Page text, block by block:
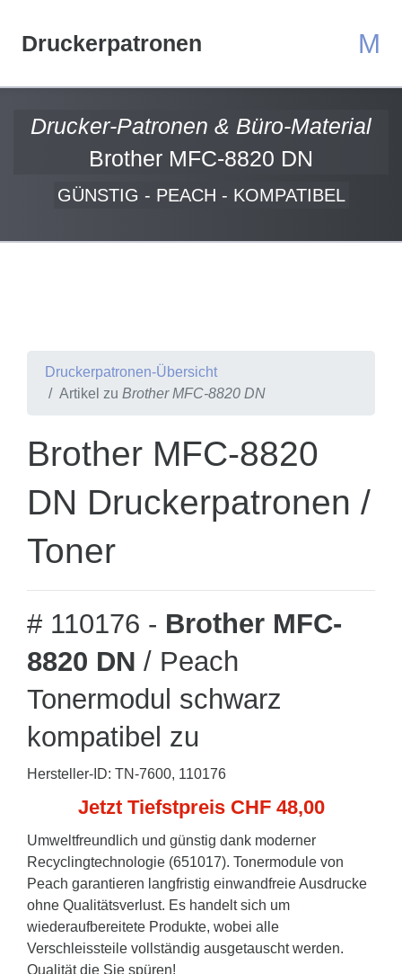
Druckerpatronen M
Drucker-Patronen & Büro-Material
Brother MFC-8820 DN
GÜNSTIG - PEACH - KOMPATIBEL
Druckerpatronen-Übersicht
Artikel zu Brother MFC-8820 DN
Brother MFC-8820
DN Druckerpatronen /
Toner
# 110176 - Brother MFC-
8820 DN / Peach
Tonermodul schwarz
kompatibel zu
Hersteller-ID: TN-7600, 110176
Jetzt Tiefstpreis CHF 48,00
Umweltfreundlich und günstig dank moderner
Recyclingtechnologie (651017). Tonermodule von
Peach garantieren langfristig einwandfreie Ausdrucke
ohne Qualitätsverlust. Es handelt sich um
wiederaufbereitete Produkte, wobei alle
Verschleissteile vollständig ausgetauscht werden.
Qualität die Sie spüren!